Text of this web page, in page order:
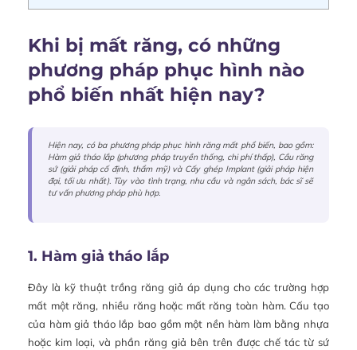
Khi bị mất răng, có những
phương pháp phục hình nào
phổ biến nhất hiện nay?
Hiện nay, có ba phương pháp phục hình răng mất phổ biến, bao gồm:
Hàm giả tháo lắp (phương pháp truyền thống, chi phí thấp), Cầu răng
sứ (giải pháp cố định, thẩm mỹ) và Cấy ghép Implant (giải pháp hiện
đại, tối ưu nhất). Tùy vào tình trạng, nhu cầu và ngân sách, bác sĩ sẽ
tư vấn phương pháp phù hợp.
1. Hàm giả tháo lắp
Đây là kỹ thuật trồng răng giả áp dụng cho các trường hợp
mất một răng, nhiều răng hoặc mất răng toàn hàm. Cấu tạo
của hàm giả tháo lắp bao gồm một nền hàm làm bằng nhựa
hoặc kim loại, và phần răng giả bên trên được chế tác từ sứ